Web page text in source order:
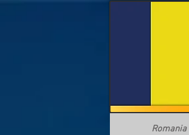
Romania